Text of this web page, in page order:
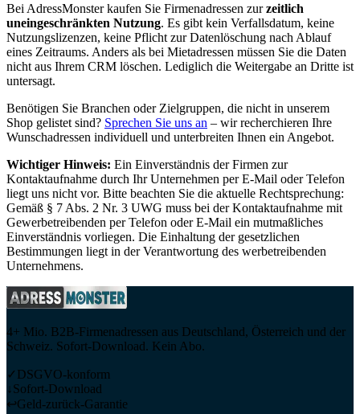
Bei AdressMonster kaufen Sie Firmenadressen zur zeitlich
uneingeschränkten Nutzung. Es gibt kein Verfallsdatum, keine
Nutzungslizenzen, keine Pflicht zur Datenlöschung nach Ablauf
eines Zeitraums. Anders als bei Mietadressen müssen Sie die Daten
nicht aus Ihrem CRM löschen. Lediglich die Weitergabe an Dritte ist
untersagt.
Benötigen Sie Branchen oder Zielgruppen, die nicht in unserem
Shop gelistet sind? Sprechen Sie uns an – wir recherchieren Ihre
Wunschadressen individuell und unterbreiten Ihnen ein Angebot.
Wichtiger Hinweis: Ein Einverständnis der Firmen zur
Kontaktaufnahme durch Ihr Unternehmen per E-Mail oder Telefon
liegt uns nicht vor. Bitte beachten Sie die aktuelle Rechtsprechung:
Gemäß § 7 Abs. 2 Nr. 3 UWG muss bei der Kontaktaufnahme mit
Gewerbetreibenden per Telefon oder E-Mail ein mutmaßliches
Einverständnis vorliegen. Die Einhaltung der gesetzlichen
Bestimmungen liegt in der Verantwortung des werbetreibenden
Unternehmens.
4+ Mio. B2B-Firmenadressen aus Deutschland, Österreich und der
Schweiz. Sofort-Download. Kein Abo.
✓ DSGVO-konform
↓Sofort-Download
↩Geld-zurück-Garantie